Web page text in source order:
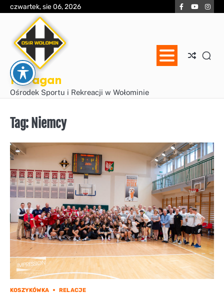
Skip
content
czwartek, sie 06, 2026 Facebook
YouTube
Huragan
Ośrodek Sportu i Rekreacji w Wołominie
Tag: Niemcy
KOSZYKÓWKA RELACJE